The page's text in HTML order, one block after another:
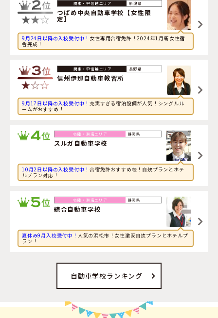
2026年8月8日
旅行に興味のある社会人が新潟県・
新潟中央自動車学校
に
申し込みました。
2026年8月8日
新潟県
つばめ中央自動車学校【女性限
定】
9月24日以降の入校受付中！ 女性専用合宿免許！2024年1月新女性宿
舎完成！
長野県
信州伊那自動車教習所
9月17日以降の入校受付中！充実すぎる宿泊設備が人気！シングルル
ームがおすすめ！
静岡県
スルガ自動車学校
10月2日以降の入校受付中！合宿免許おすすめ校！自炊プランとホテ
ルプラン対応！
静岡県
綜合自動車学校
夏休み9月入校受付中！ 人気の浜松市！女性激安自炊プランとホテルプ
ラン！
自動車学校ランキング